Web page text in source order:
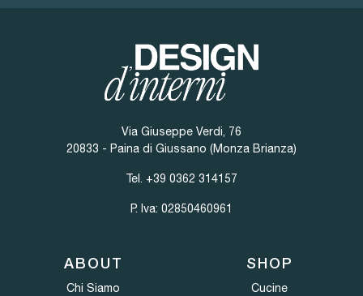
Via Giuseppe Verdi, 76
20833 - Paina di Giussano (Monza Brianza)
Tel. +39 0362 314157
P. Iva: 02850460961
ABOUT
Chi Siamo
SHOP
Cucine